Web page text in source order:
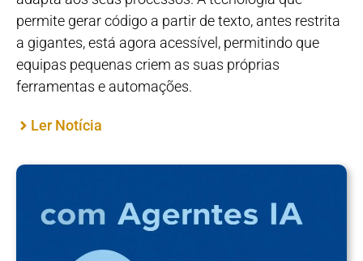
permite gerar código a partir de texto, antes restrita
a gigantes, está agora acessível, permitindo que
equipas pequenas criem as suas próprias
ferramentas e automações.
Ler Notícia